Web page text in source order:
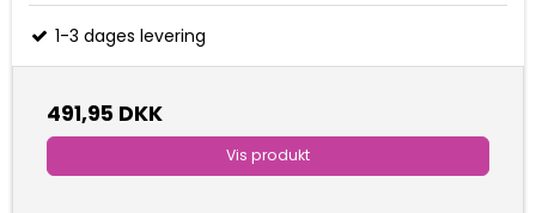
1-3 dages levering
491,95 DKK
Vis produkt